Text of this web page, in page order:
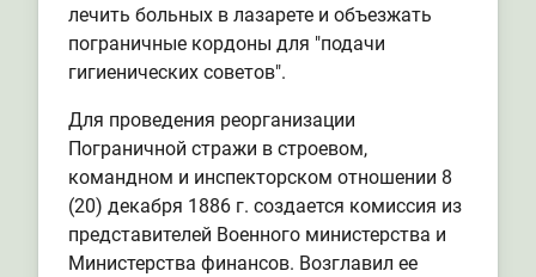
лечить больных в лазарете и объезжать
пограничные кордоны для "подачи
гигиенических советов".
Для проведения реорганизации
Пограничной стражи в строевом,
командном и инспекторском отношении 8
(20) декабря 1886 г. создается комиссия из
представителей Военного министерства и
Министерства финансов. Возглавил ее